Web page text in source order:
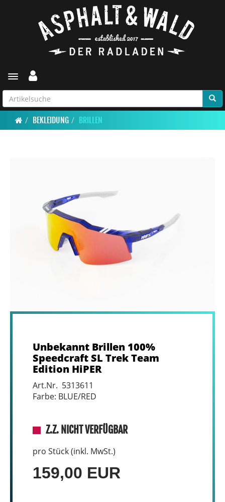
Toggle navigation
BEKLEIDUNG BRILLEN
Unbekannt Brillen 100%
Speedcraft SL Trek Team
Edition HiPER
Art.Nr. 5313611
Farbe: BLUE/RED
Z.Z. NICHT VERFÜGBAR
pro Stück (inkl. MwSt.)
159,00 EUR